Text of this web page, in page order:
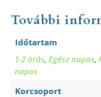
További
Időtartam
1-2 órás,Egész napos,
napos
Korcsoport